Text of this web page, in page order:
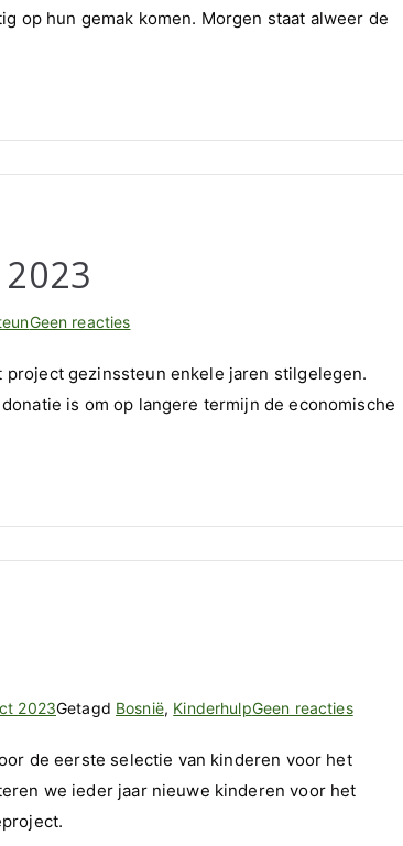
aangekomen
op hun gemak komen. Morgen staat alweer de
Geen reactiesop
Gezinssteun:
Eerste
gezinssteun enkele jaren stilgelegen.
is om op langere termijn de economische
2023Getagd Bosnië, KinderhulpGeen reactiesop
2022
de eerste selectie van kinderen voor het
we ieder jaar nieuwe kinderen voor het